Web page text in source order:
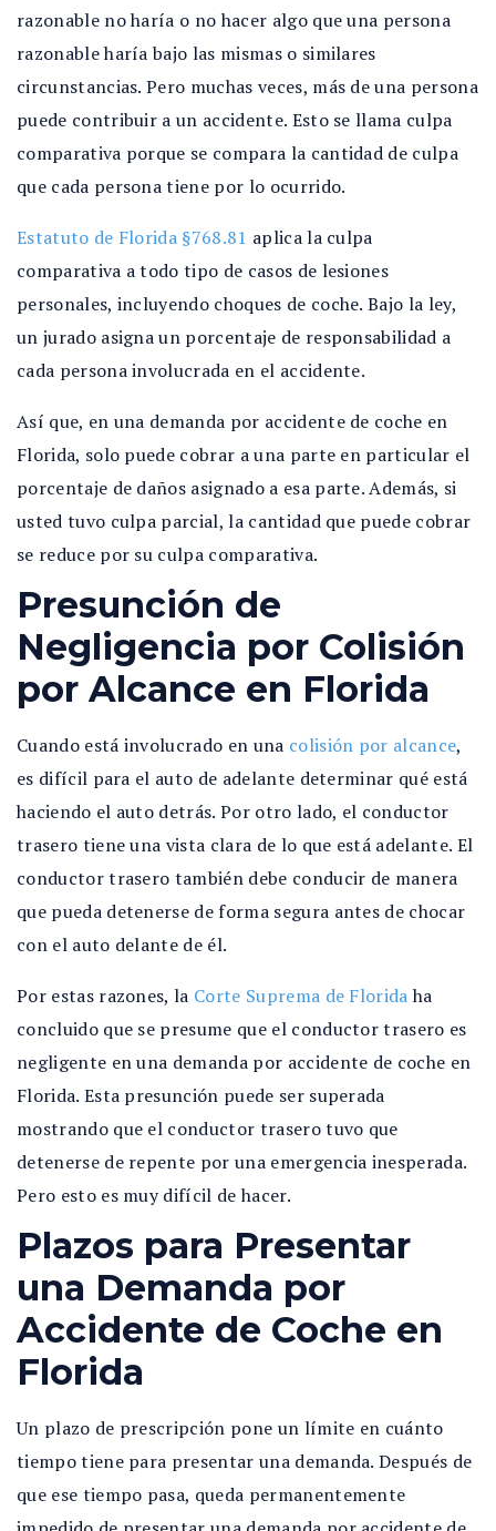
razonable no haría o no hacer algo que una persona
razonable haría bajo las mismas o similares
circunstancias. Pero muchas veces, más de una persona
puede contribuir a un accidente. Esto se llama culpa
comparativa porque se compara la cantidad de culpa
que cada persona tiene por lo ocurrido.
Estatuto de Florida §768.81 aplica la culpa
comparativa a todo tipo de casos de lesiones
personales, incluyendo choques de coche. Bajo la ley,
un jurado asigna un porcentaje de responsabilidad a
cada persona involucrada en el accidente.
Así que, en una demanda por accidente de coche en
Florida, solo puede cobrar a una parte en particular el
porcentaje de daños asignado a esa parte. Además, si
usted tuvo culpa parcial, la cantidad que puede cobrar
se reduce por su culpa comparativa.
Presunción de
Negligencia por Colisión
por Alcance en Florida
Cuando está involucrado en una colisión por alcance,
es difícil para el auto de adelante determinar qué está
haciendo el auto detrás. Por otro lado, el conductor
trasero tiene una vista clara de lo que está adelante. El
conductor trasero también debe conducir de manera
que pueda detenerse de forma segura antes de chocar
con el auto delante de él.
Por estas razones, la Corte Suprema de Florida ha
concluido que se presume que el conductor trasero es
negligente en una demanda por accidente de coche en
Florida. Esta presunción puede ser superada
mostrando que el conductor trasero tuvo que
detenerse de repente por una emergencia inesperada.
Pero esto es muy difícil de hacer.
Plazos para Presentar
una Demanda por
Accidente de Coche en
Florida
Un plazo de prescripción pone un límite en cuánto
tiempo tiene para presentar una demanda. Después de
que ese tiempo pasa, queda permanentemente